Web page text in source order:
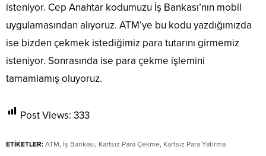
isteniyor. Cep Anahtar kodumuzu İş Bankası’nın mobil
uygulamasından alıyoruz. ATM’ye bu kodu yazdığımızda
ise bizden çekmek istediğimiz para tutarını girmemiz
isteniyor. Sonrasında ise para çekme işlemini
tamamlamış oluyoruz.
Post Views: 333
ETİKETLER: ATM, İş Bankası, Kartsız Para Çekme, Kartsız Para Yatırma